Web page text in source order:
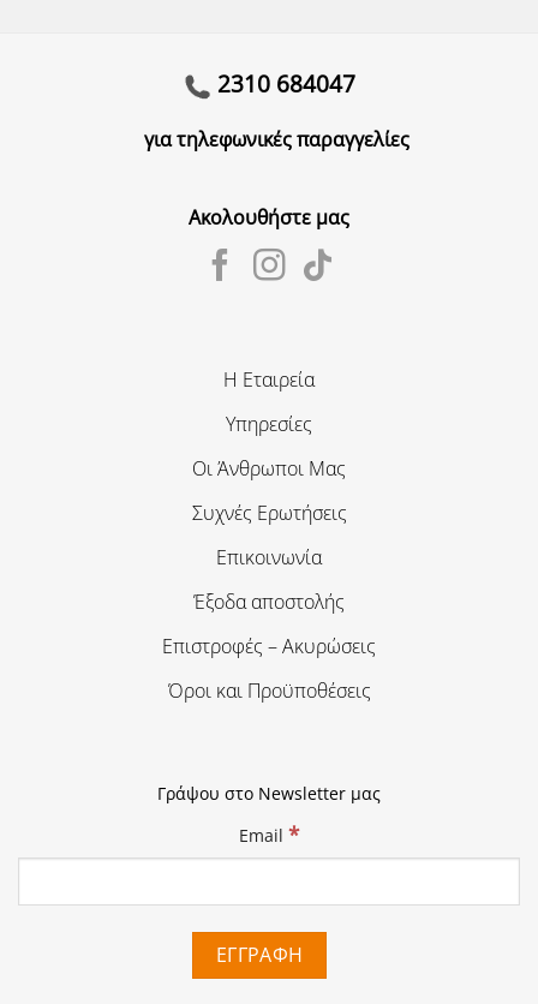
2310 684047
για τηλεφωνικές παραγγελίες
Ακολουθήστε μας
Η Εταιρεία
Υπηρεσίες
Οι Άνθρωποι Μας
Συχνές Ερωτήσεις
Επικοινωνία
Έξοδα αποστολής
Επιστροφές – Ακυρώσεις
Όροι και Προϋποθέσεις
Γράψου στο Newsletter μας
Email *